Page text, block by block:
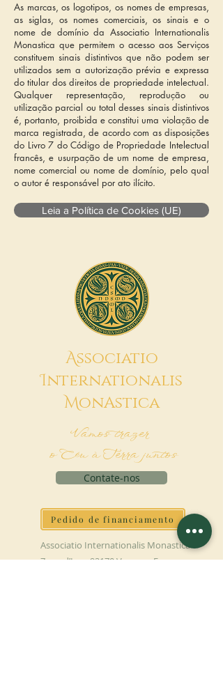
As marcas, os logotipos, os nomes de empresas,
as siglas, os nomes comerciais, os sinais e o
nome de domínio da Associatio Internationalis
Monastica que permitem o acesso aos Serviços
constituem sinais distintivos que não podem ser
utilizados sem a autorização prévia e expressa
do titular dos direitos de propriedade intelectual.
Qualquer representação, reprodução ou
utilização parcial ou total desses sinais distintivos
é, portanto, proibida e constitui uma violação de
marca registrada, de acordo com as disposições
do Livro 7 do Código de Propriedade Intelectual
francês, e usurpação de um nome de empresa,
nome comercial ou nome de domínio, pelo qual
o autor é responsável por ato ilícito.
Leia a Política de Cookies (UE)
Associatio
Internationalis
MonAstica
Vamos trazer
o Céu à Terra juntos
Contate-nos
Pedido de financiamento
Associatio Internationalis Monastica
7 rue d’Issy, 92170 Vanves - França